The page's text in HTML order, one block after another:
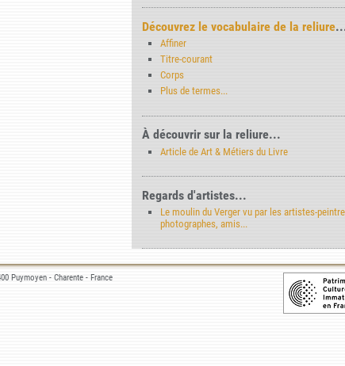
Découvrez le vocabulaire de la reliure
Affiner
Titre-courant
Corps
Plus de termes...
À découvrir sur la reliure...
Article de Art & Métiers du Livre
Regards d'artistes...
Le moulin du Verger vu par les artistes-
photographes, amis...
Puymoyen - Charente - France